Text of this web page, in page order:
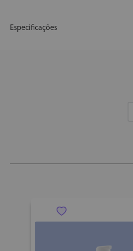
Especificações